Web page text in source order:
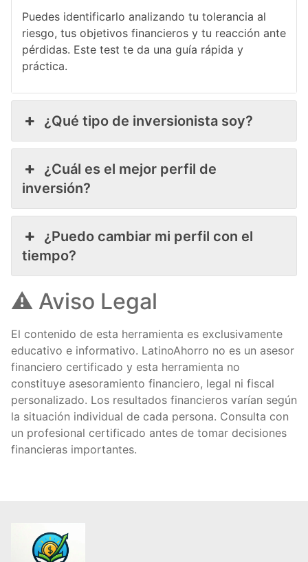
Puedes identificarlo analizando tu tolerancia al
riesgo, tus objetivos financieros y tu reacción ante
pérdidas. Este test te da una guía rápida y
práctica.
¿Qué tipo de inversionista soy?
¿Cuál es el mejor perfil de
inversión?
¿Puedo cambiar mi perfil con el
tiempo?
⚠️ Aviso Legal
El contenido de esta herramienta es exclusivamente
educativo e informativo. LatinoAhorro no es un asesor
financiero certificado y esta herramienta no
constituye asesoramiento financiero, legal ni fiscal
personalizado. Los resultados financieros varían según
la situación individual de cada persona. Consulta con
un profesional certificado antes de tomar decisiones
financieras importantes.